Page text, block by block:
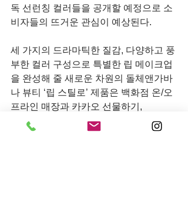
독 선런칭 컬러들을 공개할 예정으로 소
비자들의 뜨거운 관심이 예상된다.
세 가지의 드라마틱한 질감, 다양하고 풍
부한 컬러 구성으로 특별한 립 메이크업
을 완성해 줄 새로운 차원의 돌체앤가바
나 뷰티 ‘립 스틸로’ 제품은 백화점 온/오
프라인 매장과 카카오 선물하기,
S.I.VILLAGE에서 구매할 수 있다.